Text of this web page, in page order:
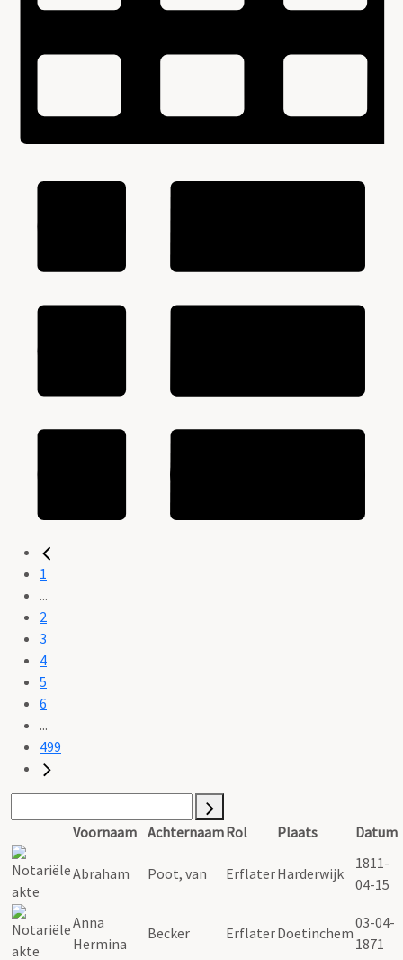
1
...
2
3
4
5
6
...
499
Voornaam AchternaamRol Plaats Datum
Abraham Poot, van ErflaterHarderwijk
1811-
04-15
Anna
Hermina
Becker ErflaterDoetinchem
03-04-
1871